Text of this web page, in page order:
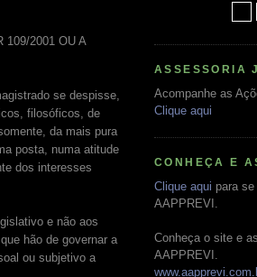
109/2001 OU A
se despisse,
filosóficos, de
da mais pura
posta, numa atitude
dos interesses
e não aos
hão de governar a
ou subjetivo a
ASSESSORIA
Acompanhe as
Clique aqui
CONHEÇA E
Clique aqui para
AAPPREVI.
Conheça o site e
AAPPREVI.